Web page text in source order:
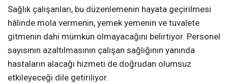
Sağlık çalışanları, bu düzenlemenin hayata geçirilmesi
hâlinde mola vermenin, yemek yemenin ve tuvalete
gitmenin dahi mümkün olmayacağını belirtiyor. Personel
sayısının azaltılmasının çalışan sağlığının yanında
hastaların alacağı hizmeti de doğrudan olumsuz
etkileyeceği dile getiriliyor.